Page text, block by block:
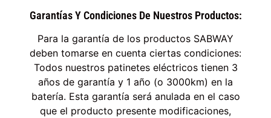
Garantías Y Condiciones De Nuestros Productos:
Para la garantía de los productos SABWAY
deben tomarse en cuenta ciertas condiciones:
Todos nuestros patinetes eléctricos tienen 3
años de garantía y 1 año (o 3000km) en la
batería. Esta garantía será anulada en el caso
que el producto presente modificaciones,